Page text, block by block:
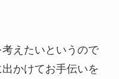
えたいというので
かけてお手伝いを